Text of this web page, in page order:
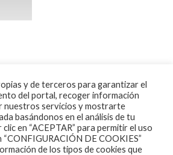
y de terceros para garantizar el
del portal, recoger información
nuestros servicios y mostrarte
basándonos en el análisis de tu
en “ACEPTAR” para permitir el uso
DE COOKIES”
de los tipos de cookies que